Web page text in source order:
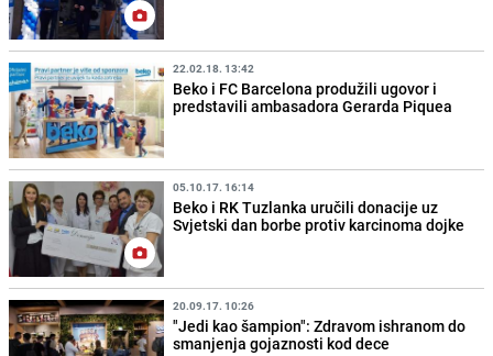
22.02.18. 13:42
Beko i FC Barcelona produžili ugovor i
predstavili ambasadora Gerarda Piquea
05.10.17. 16:14
Beko i RK Tuzlanka uručili donacije uz
Svjetski dan borbe protiv karcinoma dojke
20.09.17. 10:26
"Jedi kao šampion": Zdravom ishranom do
smanjenja gojaznosti kod dece